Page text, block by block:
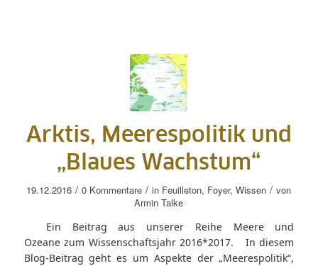
Arktis, Meerespolitik und
„Blaues Wachstum“
19.12.2016 / 0 Kommentare / in Feuilleton, Foyer,Wissen / von
Armin Talke
Ein Beitrag aus unserer Reihe Meere und
Ozeane zum Wissenschaftsjahr 2016*2017. In diesem
Blog-Beitrag geht es um Aspekte der „Meerespolitik“,